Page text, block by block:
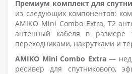
Премиум комплект для
из следующих компонентов:
AMIKO Mini Combo Extra, Т2
антенный кабеля в размере
переходниками, накрутками и
AMIKO Mini Combo Extra—
ресивер для спутникового,